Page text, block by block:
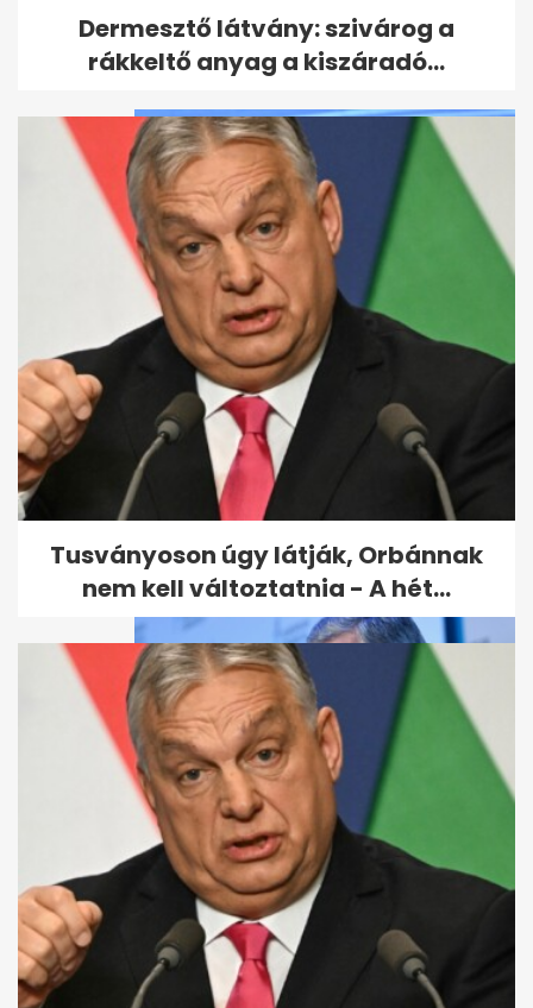
A visszavonuló Hosszú Katinka
csodálatos karrierje képekben
Hosszú Katinka kifejezetten
nyersen ment neki az
úszószövetség...
Az ukránok szerint Porosenko
Orbánnal találkozott volna,
ezért...
Dermesztő látvány: szivárog a
rákkeltő anyag a kiszáradó...
Tusványoson úgy látják, Orbánnak
nem kell változtatnia - A hét...